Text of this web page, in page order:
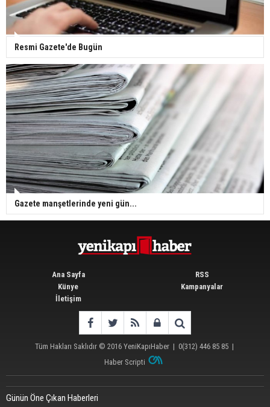
Resmi Gazete'de Bugün
Gazete manşetlerinde yeni gün...
Ana Sayfa
Künye
İletişim
RSS
Kampanyalar
Tüm Hakları Saklıdır © 2016 YeniKapıHaber| 0(312) 446 85 85|
Haber Scripti
Günün Öne Çıkan Haberleri